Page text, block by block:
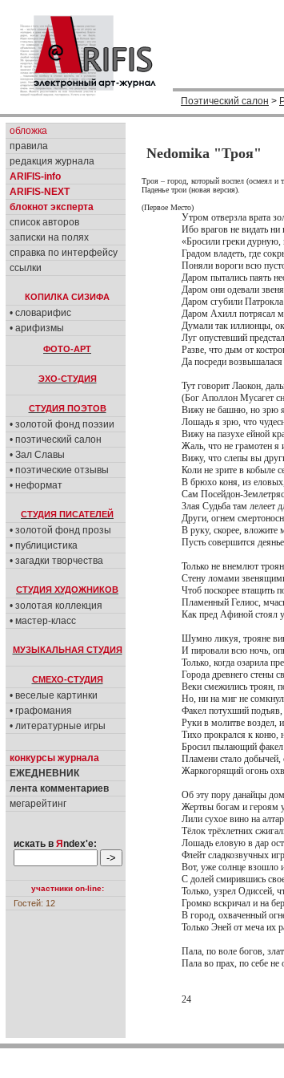
Поэтический салон >
обложка
правила
редакция журнала
ARIFIS-info
ARIFIS-NEXT
блокнот эксперта
список авторов
записки на полях
справка по интерфейсу
ссылки
КОПИЛКА СИЗИФА
• словарифис
• арифизмы
ФОТО-АРТ
ЭХО-СТУДИЯ
СТУДИЯ ПОЭТОВ
• золотой фонд поэзии
• поэтический салон
• Зал Славы
• поэтические отзывы
• неформат
СТУДИЯ ПИСАТЕЛЕЙ
• золотой фонд прозы
• публицистика
• загадки творчества
СТУДИЯ ХУДОЖНИКОВ
• золотая коллекция
• мастер-класс
МУЗЫКАЛЬНАЯ СТУДИЯ
СМЕХО-СТУДИЯ
• веселые картинки
• графомания
• литературные игры
конкурсы журнала
ЕЖЕДНЕВНИК
лента комментариев
мегарейтинг
искать в Я ndex'е:
участники on-line:
Гостей: 12
Nedomika "Троя"
Троя – город, который воспел (осмеял и
Паденье трои (новая версия).
(Первое Место)
Утром отверзла врата
Ибо врагов не видать ни
«Бросили греки дурную,
Градом владеть, где
Поняли вороги всю
Даром пытались паять
Даром они одевали
Даром сгубили
Даром Ахилл потрясал
Думали так иллионцы,
Луг опустевший
Разве, что дым от
Да посреди
Тут говорит Лаокон,
(Бог Аполлон Мусагет
Вижу не башню, но зрю я
Лошадь я зрю, что
Вижу на пазухе ейной
Жаль, что не грамотен я
Вижу, что слепы вы
Коли не зрите в кобыле
В брюхо коня, из
Сам Посейдон-
Злая Судьба там лелеет
Други, огнем
В руку, скорее, вложите
Пусть совершится
Только не внемлют
Стену ломами
Чтоб поскорее втащить
Пламенный Гелиос,
Как пред Афиной стоял
Шумно ликуя, трояне
И пировали всю ночь,
Только, когда озарила
Города древнего стены
Веки смежились троян,
Но, ни на миг не
Факел потухший подъяв,
Руки в молитве воздел,
Тихо прокрался к коню,
Бросил пылающий факел
Пламени стало добычей,
Жаркогорящий огонь
Об эту пору данайцы
Жертвы богам и героям
Лили сухое вино на
Тёлок трёхлетних
Лошадь еловую в дар
Флейт сладкозвучных
Вот, уже солнце взошло
С долей смирившись
Только, узрел Одиссей,
Громко вскричал и на
В город, охваченный
Только Эней от меча их
Пала, по воле богов,
Пала во прах, по себе не
24